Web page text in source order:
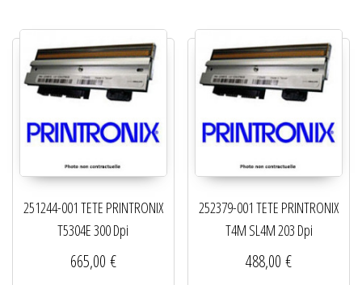
251244-001 TETE PRINTRONIX
T5304E 300 Dpi
665,00 €
252379-001 TETE PRINTRONIX
T4M SL4M 203 Dpi
488,00€